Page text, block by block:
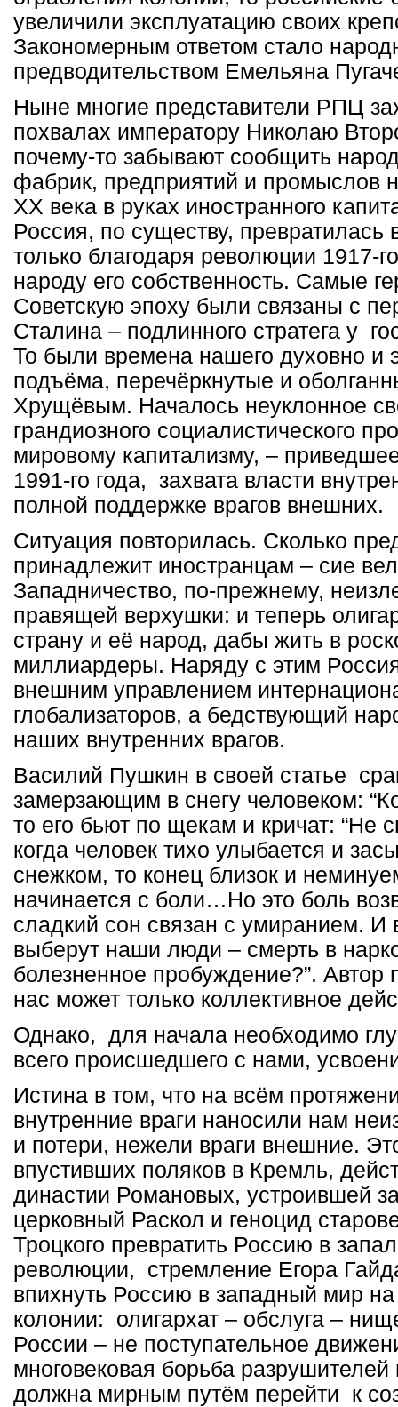
увеличили эксплуатацию своих
Закономерным ответом стало
предводительством Емельяна
Ныне многие представители РПЦ
похвалах императору Николаю
почему-то забывают сообщить
фабрик, предприятий и промыслов
ХХ века в руках иностранного
Россия, по существу,
только благодаря революции 1917-
народу его собственность. Самые
Советскую эпоху были связаны с
Сталина – подлинного стратега у
То были времена нашего духовно и
подъёма, перечёркнутые и
Хрущёвым. Началось неуклонное
грандиозного социалистического
мировому капитализму, –
1991-го года, захвата власти
полной поддержке врагов внешних.
Ситуация повторилась. Сколько
принадлежит иностранцам – сие
Западничество, по-прежнему,
правящей верхушки: и теперь
страну и её народ, дабы жить в
миллиардеры. Наряду с этим
внешним управлением
глобализаторов, а бедствующий
наших внутренних врагов.
Василий Пушкин в своей статье
замерзающим в снегу человеком:
то его бьют по щекам и кричат: “Не
когда человек тихо улыбается и
снежком, то конец близок и
начинается с боли…Но это боль
сладкий сон связан с умиранием. И
выберут наши люди – смерть в
болезненное пробуждение?”. Автор
нас может только коллективное
Однако, для начала необходимо
всего происшедшего с нами,
Истина в том, что на всём
внутренние враги наносили нам
и потери, нежели враги внешние.
впустивших поляков в Кремль,
династии Романовых, устроившей
церковный Раскол и геноцид
Троцкого превратить Россию в
революции, стремление Егора
впихнуть Россию в западный мир
колонии: олигархат – обслуга –
России – не поступательное
многовековая борьба
должна мирным путём перейти к